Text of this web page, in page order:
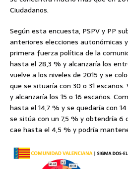
Ciudadanos.
Según esta encuesta, PSPV y PP
anteriores elecciones autonómicas
primera fuerza política de la
hasta el 28,3 % y alcanzaría los
vuelve a los niveles de 2015 y se
que se situaría con 30 o 31
y alcanzaría los 15 o 16 escaños.
hasta el 14,7 % y se quedaría con
se sitúa con un 7,5 % y obtendría 6
cae hasta el 4,5 % y podría